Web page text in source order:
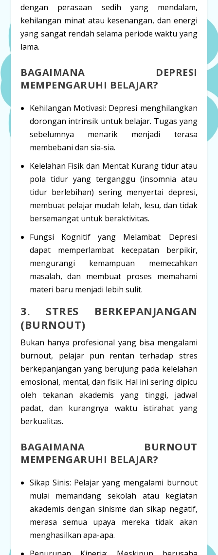
dengan perasaan sedih yang mendalam,
kehilangan minat atau kesenangan, dan energi
yang sangat rendah selama periode waktu yang
lama.
BAGAIMANA DEPRESI
MEMPENGARUHI BELAJAR?
Kehilangan Motivasi: Depresi menghilangkan
dorongan intrinsik untuk belajar. Tugas yang
sebelumnya menarik menjadi terasa
membebani dan sia-sia.
Kelelahan Fisik dan Mental: Kurang tidur atau
pola tidur yang terganggu (insomnia atau
tidur berlebihan) sering menyertai depresi,
membuat pelajar mudah lelah, lesu, dan tidak
bersemangat untuk beraktivitas.
Fungsi Kognitif yang Melambat: Depresi
dapat memperlambat kecepatan berpikir,
mengurangi kemampuan memecahkan
masalah, dan membuat proses memahami
materi baru menjadi lebih sulit.
3. STRES BERKEPANJANGAN
(BURNOUT)
Bukan hanya profesional yang bisa mengalami
burnout, pelajar pun rentan terhadap stres
berkepanjangan yang berujung pada kelelahan
emosional, mental, dan fisik. Hal ini sering dipicu
oleh tekanan akademis yang tinggi, jadwal
padat, dan kurangnya waktu istirahat yang
berkualitas.
BAGAIMANA BURNOUT
MEMPENGARUHI BELAJAR?
Sikap Sinis: Pelajar yang mengalami burnout
mulai memandang sekolah atau kegiatan
akademis dengan sinisme dan sikap negatif,
merasa semua upaya mereka tidak akan
menghasilkan apa-apa.